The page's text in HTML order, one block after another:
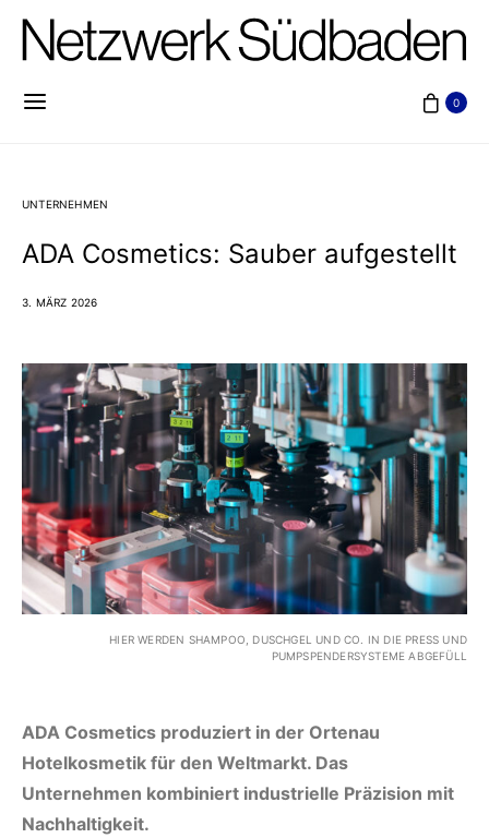
0
UNTERNEHMEN
ADA Cosmetics: Sauber aufgestellt
3. MÄRZ 2026
HIER WERDEN SHAMPOO, DUSCHGEL UND CO. IN DIE PRESS UND
PUMPSPENDERSYSTEME ABGEFÜLL
ADA Cosmetics produziert in der Ortenau
Hotelkosmetik für den Weltmarkt. Das
Unternehmen kombiniert industrielle Präzision mit
Nachhaltigkeit.